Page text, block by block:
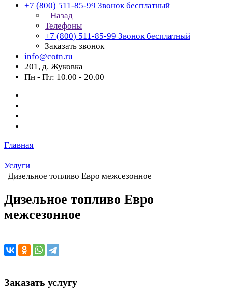
+7 (800) 511-85-99 Звонок бесплатный
Назад
Телефоны
+7 (800) 511-85-99 Звонок бесплатный
Заказать звонок
info@cotn.ru
201, д. Жуковка
Пн - Пт: 10.00 - 20.00
Главная
Услуги
Дизельное топливо Евро межсезонное
Дизельное топливо Евро
межсезонное
Заказать услугу